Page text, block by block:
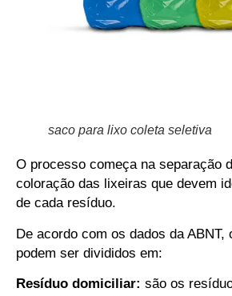
saco para lixo coleta seletiva
O processo começa na separação
coloração das lixeiras que devem
de cada resíduo.
De acordo com os dados da ABNT,
podem ser divididos em:
Resíduo domiciliar: são os